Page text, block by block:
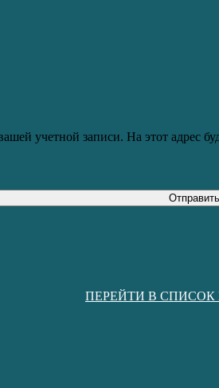
учетной записи. На этот адрес
Отправить
ПЕРЕЙТИ В